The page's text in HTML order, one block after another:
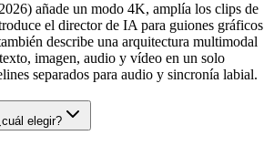
añade un modo 4K, amplía los clips de
el director de IA para guiones gráficos
describe una arquitectura multimodal
imagen, audio y vídeo en un solo
separados para audio y sincronía labial.
elegir?